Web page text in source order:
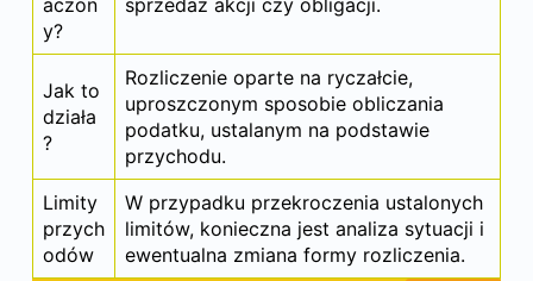
y?
Jak to
działa
?
Rozliczenie oparte na ryczałcie,
uproszczonym sposobie obliczania
podatku, ustalanym na podstawie
przychodu.
Limity
przych
odów
W przypadku przekroczenia ustalonych
limitów, konieczna jest analiza sytuacji i
ewentualna zmiana formy rozliczenia.